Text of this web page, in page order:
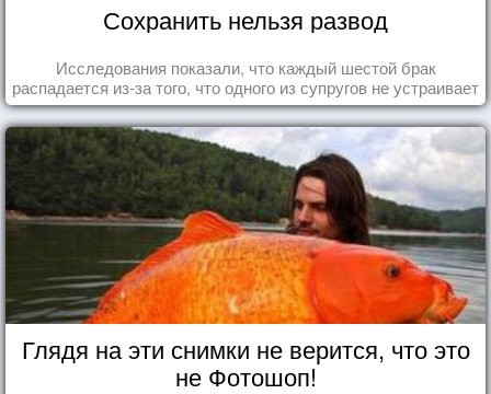
Сохранить нельзя развод
Исследования показали, что каждый шестой брак
распадается из-за того, что одного из супругов не устраивает
та роль, которая выпала ему в семье.
Глядя на эти снимки не верится, что это
не Фотошоп!